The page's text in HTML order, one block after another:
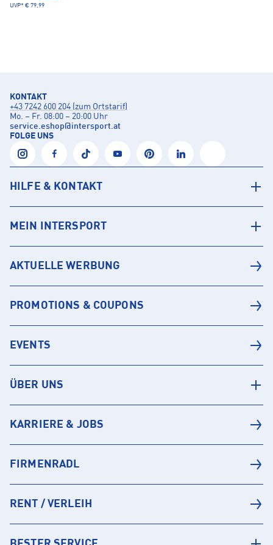
UVP* € 79,99
KONTAKT
+43 7242 600 204 (zum Ortstarif)
Mo. – Fr. 08:00 – 20:00 Uhr
service.eshop@intersport.at
FOLGE UNS
HILFE & KONTAKT
MEIN INTERSPORT
AKTUELLE WERBUNG
PROMOTIONS & COUPONS
EVENTS
ÜBER UNS
KARRIERE & JOBS
FIRMENRADL
RENT / VERLEIH